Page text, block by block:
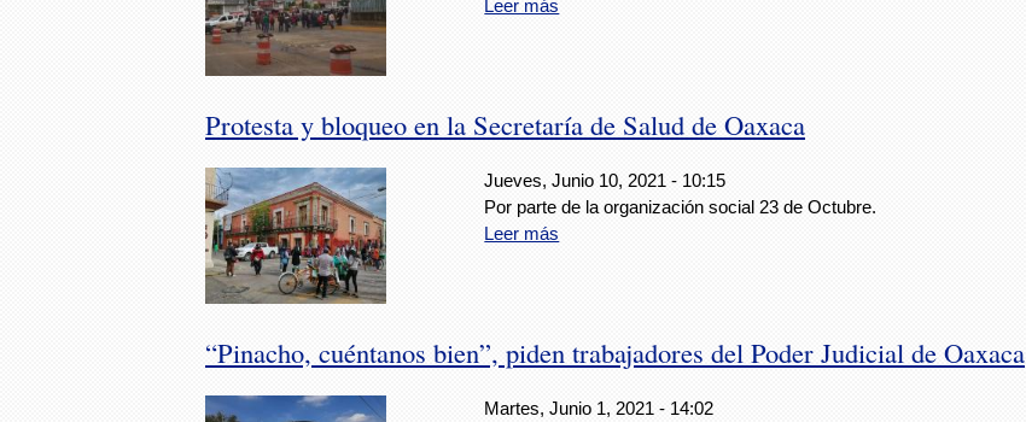
Leer más
Protesta y bloqueo en la Secretaría de Salud de Oaxaca
Jueves, Junio 10, 2021 - 10:15
Por parte de la organización social 23 de Octubre.
Leer más
“Pinacho, cuéntanos bien”, piden trabajadores del Poder Judicial de Oaxaca
Martes, Junio 1, 2021 - 14:02